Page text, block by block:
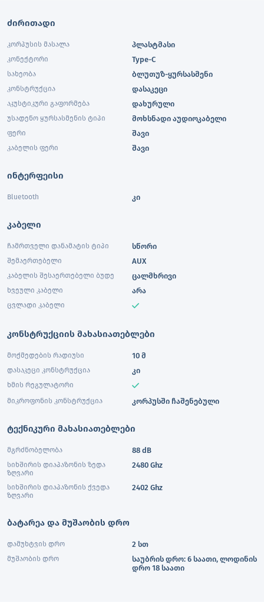
ძირითადი
კორპუსის მასალა პლასტმასი
კონექტორი Type-C
სახეობა ბლუთუზ-ყურსასმენი
კონსტრუქცია დასაკეცი
აკუსტიკური გაფორმება დახურული
უსადენო ყურსასმენის ტიპი მოხსნადი აუდიოკაბელი
ფერი შავი
კაბელის ფერი შავი
ინტერფეისი
Bluetooth კი
კაბელი
ჩამრთველი დანამატის ტიპი სწორი
შემაერთებელი AUX
კაბელის შესაერთებელი ბუდე ცალმხრივი
ხვეული კაბელი არა
ცვლადი კაბელი
კონსტრუქციის მახასიათებლები
მოქმედების რადიუსი 10 მ
დასაკეცი კონსტრუქცია კი
ხმის რეგულატორი
მიკროფონის კონსტრუქცია
კორპუსში ჩაშენებული
ტექნიკური მახასიათებლები
მგრძნობელობა 88 dB
სიხშირის დიაპაზონის ზედა
ზღვარი
2480 Ghz
სიხშირის დიაპაზონის ქვედა
ზღვარი
2402 Ghz
ბატარეა და მუშაობის დრო
დამუხტვის დრო 2 სთ
მუშაობის დრო
საუბრის დრო: 6 საათი, ლოდინის
დრო 18 საათი